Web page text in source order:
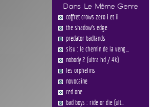
Dans Le Même Genre
coffret crows zero i et ii
the shadow's edge
predator badlands
sisu : le chemin de la veng...
nobody 2 (ultra hd / 4k)
les orphelins
novocaine
red one
bad boys : ride or die (ult...